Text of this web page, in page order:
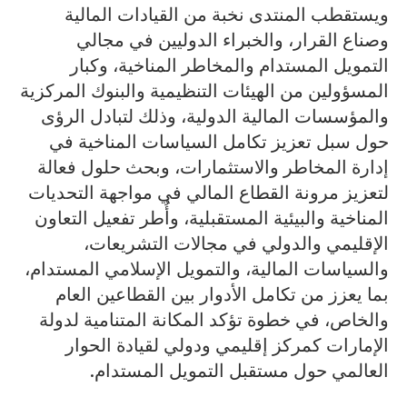
ويستقطب المنتدى نخبة من القيادات المالية
وصناع القرار، والخبراء الدوليين في مجالي
التمويل المستدام والمخاطر المناخية، وكبار
المسؤولين من الهيئات التنظيمية والبنوك المركزية
والمؤسسات المالية الدولية، وذلك لتبادل الرؤى
حول سبل تعزيز تكامل السياسات المناخية في
إدارة المخاطر والاستثمارات، وبحث حلول فعالة
لتعزيز مرونة القطاع المالي في مواجهة التحديات
المناخية والبيئية المستقبلية، وأُطر تفعيل التعاون
الإقليمي والدولي في مجالات التشريعات،
والسياسات المالية، والتمويل الإسلامي المستدام،
بما يعزز من تكامل الأدوار بين القطاعين العام
والخاص، في خطوة تؤكد المكانة المتنامية لدولة
الإمارات كمركز إقليمي ودولي لقيادة الحوار
العالمي حول مستقبل التمويل المستدام.